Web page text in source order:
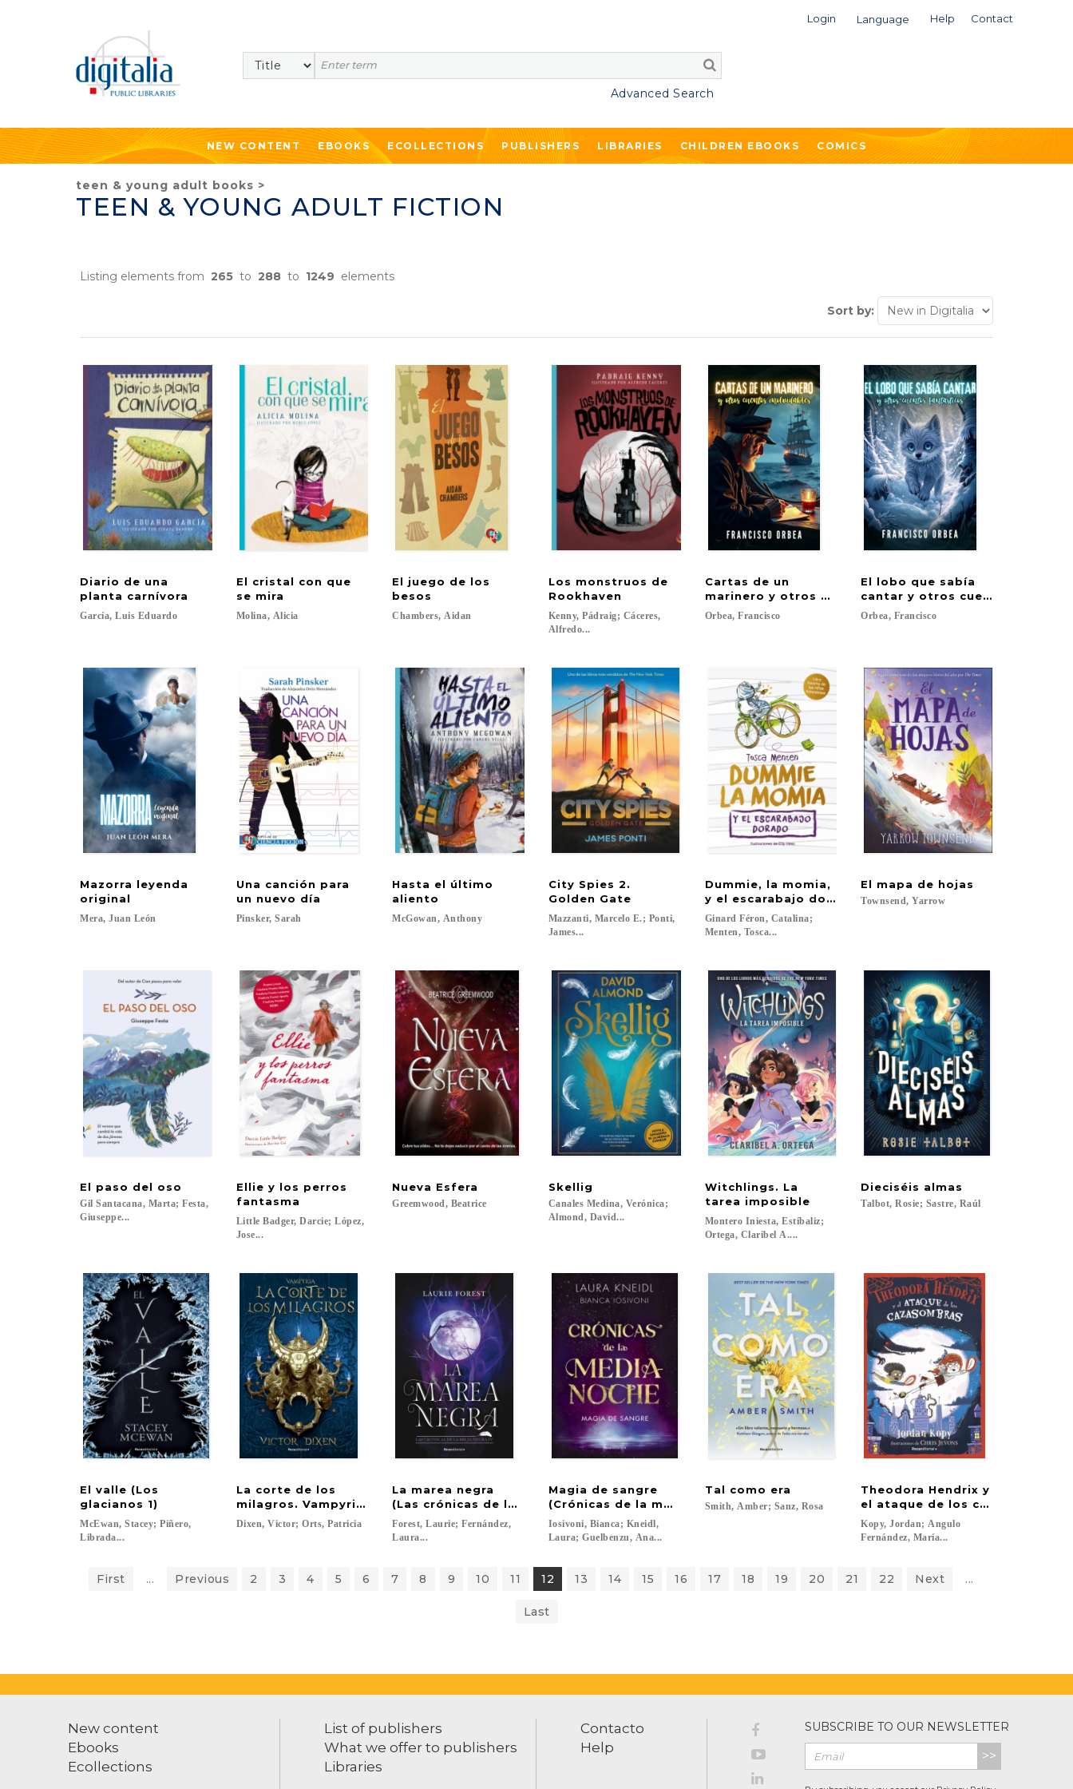
Login Language Help Contact
Search
Advanced Search
NEW CONTENT EBOOKS ECOLLECTIONS PUBLISHERS LIBRARIES CHILDREN EBOOKS COMICS
teen & young adult books >
TEEN & YOUNG ADULT FICTION
Listing elements from 265 to 288 to 1249 elements
Sort by:
Diario de una
planta carnívora
García, Luis Eduardo
El cristal con que
se mira
Molina, Alicia
El juego de los
besos
Chambers, Aidan
Los monstruos de
Rookhaven
Kenny, Pádraig; Cáceres,
Alfredo...
Cartas de un
marinero y otros cuentos inolvidables
Orbea, Francisco
El lobo que sabía
cantar y otros cuentos
Orbea, Francisco
Mazorra leyenda
original
Mera, Juan León
Una canción para
un nuevo día
Pinsker, Sarah
Hasta el último
aliento
McGowan, Anthony
City Spies 2.
Golden Gate
Mazzanti, Marcelo E.; Ponti,
James...
Dummie, la momia,
y el escarabajo dorado
Ginard Féron, Catalina;
Menten, Tosca...
El mapa de hojas
Townsend, Yarrow
El paso del oso
Gil Santacana, Marta; Festa,
Giuseppe...
Ellie y los perros
fantasma
Little Badger, Darcie; López,
Jose...
Nueva Esfera
Greemwood, Beatrice
Skellig
Canales Medina, Verónica;
Almond, David...
Witchlings. La
tarea imposible
Montero Iniesta, Estíbaliz;
Ortega, Claribel A....
Dieciséis almas
Talbot, Rosie; Sastre, Raúl
El valle (Los
glacianos 1)
McEwan, Stacey; Piñero,
Librada...
La corte de los
milagros. Vampyria 2
Dixen, Victor; Orts, Patricia
La marea negra
(Las crónicas de la bruja negra 4)
Forest, Laurie; Fernández,
Laura...
Magia de sangre
(Crónicas de la medianoche 2)
Iosivoni, Bianca; Kneidl,
Laura; Guelbenzu, Ana...
Tal como era
Smith, Amber; Sanz, Rosa
Theodora Hendrix y
el ataque de los cazasombras
Kopy, Jordan; Angulo
Fernández, María...
First ... Previous 2 3 4 5 6 7 8 9 10 11 12 13 14 15 16 17 18 19 20 21 22 Next ...
Last
New content
Ebooks
Ecollections
List of publishers
What we offer to publishers
Libraries
Contacto
Help
SUBSCRIBE TO OUR NEWSLETTER
>>